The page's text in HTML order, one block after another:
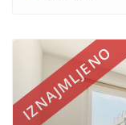
IZNAJMLJENO